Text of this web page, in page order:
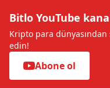
Bitlo YouTube
Kripto para
edin!
Abone ol